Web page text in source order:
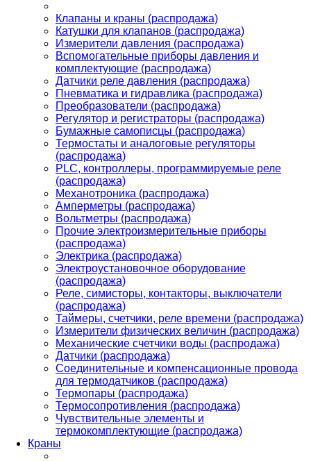
Клапаны и краны (распродажа)
Катушки для клапанов (распродажа)
Измерители давления (распродажа)
Вспомогательные приборы давления и
комплектующие (распродажа)
Датчики реле давления (распродажа)
Пневматика и гидравлика (распродажа)
Преобразователи (распродажа)
Регулятор и регистраторы (распродажа)
Бумажные самописцы (распродажа)
Термостаты и аналоговые регуляторы
(распродажа)
PLС, контроллеры, программируемые реле
(распродажа)
Механотроника (распродажа)
Амперметры (распродажа)
Вольтметры (распродажа)
Прочие электроизмерительные приборы
(распродажа)
Электрика (распродажа)
Электроустановочное оборудование
(распродажа)
Реле, симисторы, контакторы, выключатели
(распродажа)
Таймеры, счетчики, реле времени (распродажа)
Измерители физических величин (распродажа)
Механические счетчики воды (распродажа)
Датчики (распродажа)
Соединительные и компенсационные провода
для термодатчиков (распродажа)
Термопары (распродажа)
Термосопротивления (распродажа)
Чувствительные элементы и
термокомплектующие (распродажа)
Краны